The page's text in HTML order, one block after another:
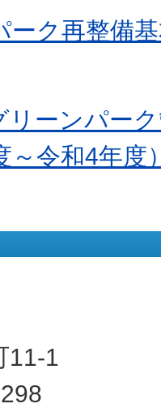
ーク再整備
リーンパー
～令和4年度
11-1